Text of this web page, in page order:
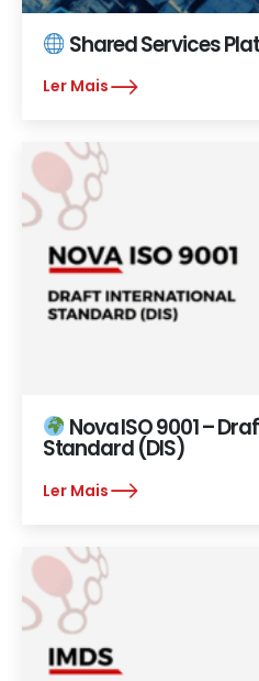
Shared Services
Ler Mais
Nova ISO 9001 –
Standard (DIS)
Ler Mais